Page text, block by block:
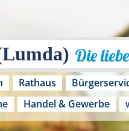
Die
Rathaus
Handel & Gewerbe